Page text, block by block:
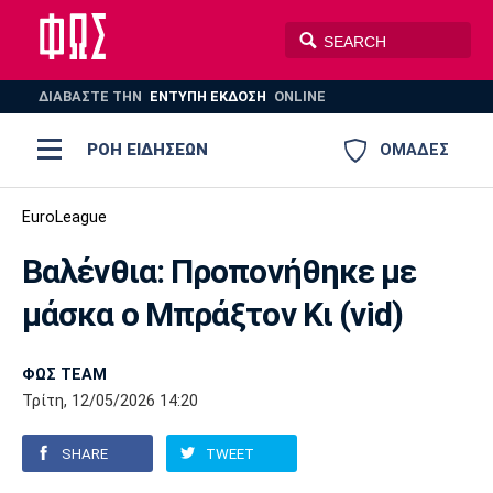
ΔΙΑΒΑΣΤΕ THN ΕΝΤΥΠΗ ΕΚΔΟΣΗ ONLINE
ΟΜΑΔΕΣ
ΡΟΗ ΕΙΔΗΣΕΩΝ
ΠΟΔΟΣΦΑΙΡΟ
ΠΟΛΟ
AUTO-MOTO
Ποδόσφαιρο
Super League 1
Super League 2
Γ Εθνική
Ελλάδα
Μπάσκετ
Ελλάδα
Εθνική
EuroLeague
Ολυμπιακοί Αγώνες
Βόλεϊ
Πόλο
Ολυμπιακός ΑΕΚ ΠΑΟΚ
Παναθηναϊκός Ατρόμητος
EuroLeague
Βαλένθια: Προπονήθηκε με
μάσκα ο Μπράξτον Κι (vid)
ΦΩΣ TEAM
Τρίτη, 12/05/2026 14:20
SHARE TWEET